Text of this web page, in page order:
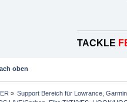
TACKLE
oben
» Support Bereich für Lowrance,